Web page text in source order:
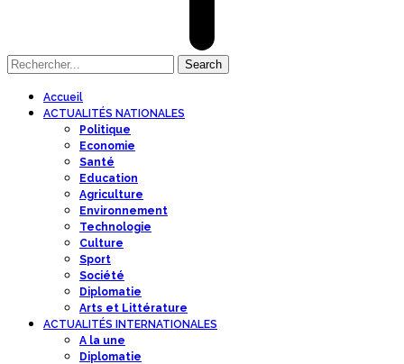
Accueil
ACTUALITÉS NATIONALES
Politique
Economie
Santé
Education
Agriculture
Environnement
Technologie
Culture
Sport
Société
Diplomatie
Arts et Littérature
ACTUALITÉS INTERNATIONALES
A la une
Diplomatie